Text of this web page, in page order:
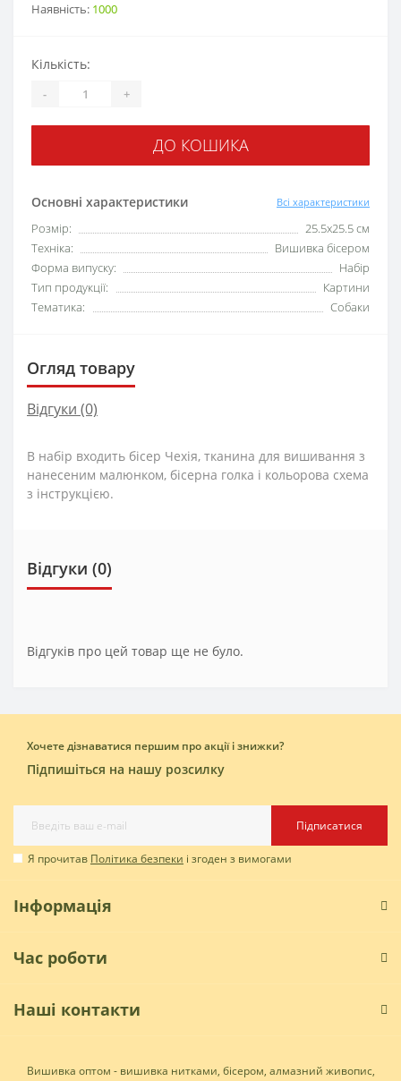
Наявність: 1000
Основні характеристики Всі характеристики
Розмір:
25.5x25.5 см
Техніка:
Вишивка бісером
Форма випуску:
Набір
Тип продукції:
Картини
Тематика:
Собаки
Кількість:
- +
ДО КОШИКА
Огляд товару
Відгуки (0)
В набір входить бісер Чехія, тканина для вишивання з
нанесеним малюнком, бісерна голка і кольорова схема
з інструкцією.
Відгуки (0)
Відгуків про цей товар ще не було.
Хочете дізнаватися першим про акції і знижки?
Підпишіться на нашу розсилку
Підписатися
Я прочитав Політика безпеки і згоден з вимогами
Інформація
Час роботи
Наші контакти
Вишивка оптом - вишивка нитками, бісером, алмазний живопис,